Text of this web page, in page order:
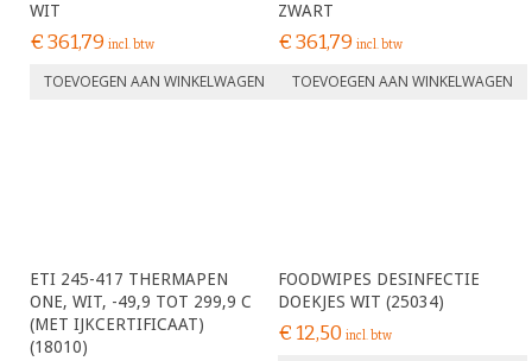
WIT
€361,79 incl. btw
TOEVOEGEN AAN WINKELWAGEN
ZWART
€361,79 incl. btw
TOEVOEGEN AAN WINKELWAGEN
ETI 245-417 THERMAPEN
ONE, WIT, -49,9 TOT 299,9 C
(MET IJKCERTIFICAAT)
(18010)
FOODWIPES DESINFECTIE
DOEKJES WIT (25034)
€12,50 incl. btw